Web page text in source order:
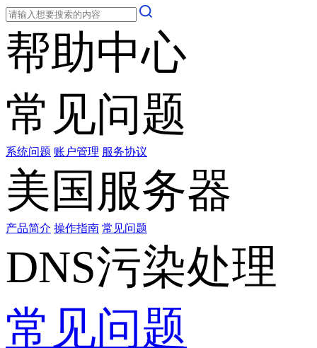
帮助中心
常见问题
系统问题 账户管理 服务协议
美国服务器
产品简介 操作指南 常见问题
DNS污染处理
常见问题